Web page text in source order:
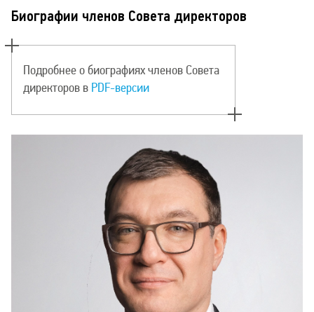
Биографии членов Совета директоров
Подробнее о биографиях членов Совета
директоров в PDF-версии